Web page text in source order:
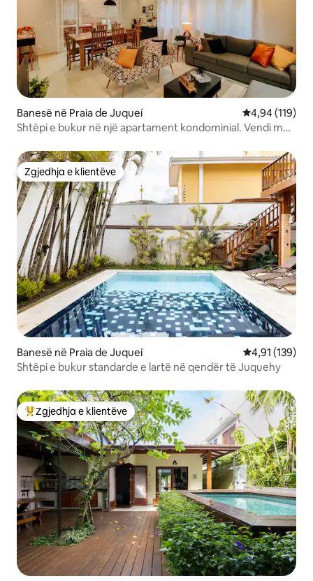
Banesë në Praia de Juqueí Vlerësimi
4,94 (119)
Shtëpi e bukur në një apartament kondominial. Vendi më i
Zgjedhja e klientëve
Zgjedhja e klientëve
Banesë në Praia de Juqueí Vlerësimi
4,91 (139)
Shtëpi e bukur standarde e lartë në qendër të Juquehy
Më të mirat e zgjedhjeve të klientëve
Zgjedhja e klientëve